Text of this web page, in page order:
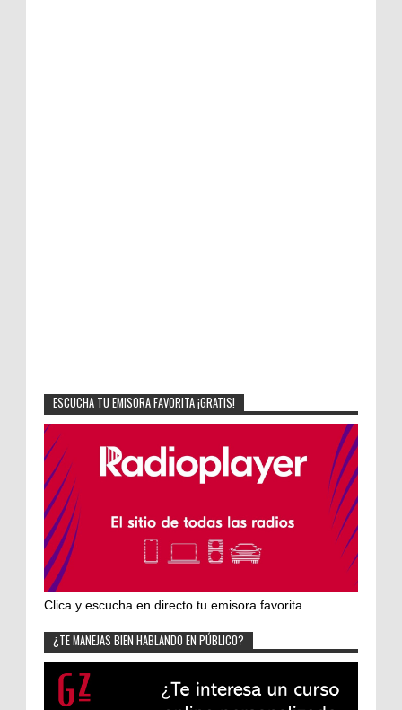
ESCUCHA TU EMISORA FAVORITA ¡GRATIS!
Clica y escucha en directo tu emisora favorita
¿TE MANEJAS BIEN HABLANDO EN PÚBLICO?